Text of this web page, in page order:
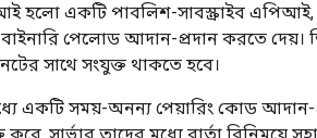
হলো একটি পাবলিশ-সাবস্ক্রাইব
পেলোড আদান-প্রদান করতে দেয়।
সাথে সংযুক্ত থাকতে হবে।
একটি সময়-অনন্য পেয়ারিং কোড আদান-